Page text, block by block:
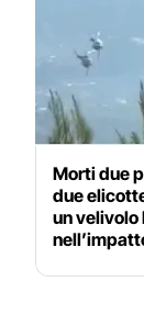
Morti due
due
un velivolo